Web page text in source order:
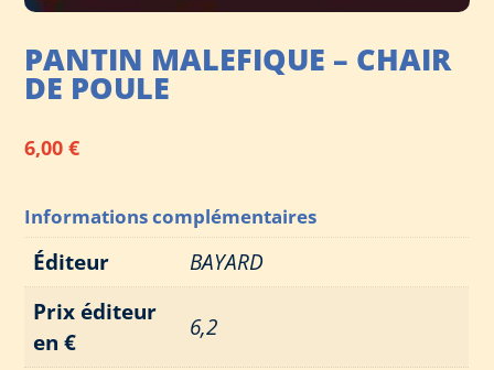
PANTIN MALEFIQUE – CHAIR
DE POULE
6,00€
Informations complémentaires
Éditeur
BAYARD
Prix éditeur
en €
6,2